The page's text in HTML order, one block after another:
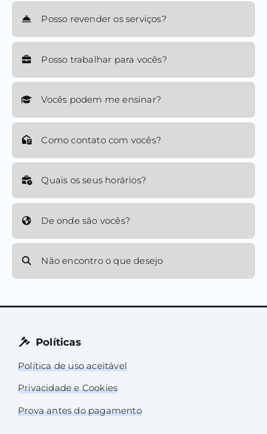
Posso revender os serviços?
Posso trabalhar para vocês?
Vocês podem me ensinar?
Como contato com vocês?
Quais os seus horários?
De onde são vocês?
Não encontro o que desejo
Políticas
Política de uso aceitável
Privacidade e Cookies
Prova antes do pagamento